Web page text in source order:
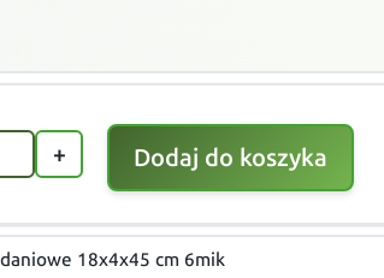
+ Dodaj do koszyka
18x4x45 cm 6mik